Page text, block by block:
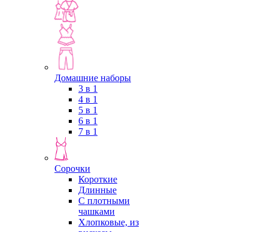
Домашние наборы
3 в 1
4 в 1
5 в 1
6 в 1
7 в 1
Сорочки
Короткие
Длинные
С плотными
чашками
Хлопковые, из